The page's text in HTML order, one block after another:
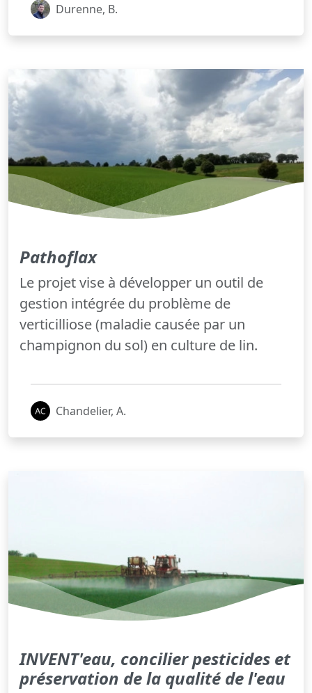
Durenne, B.
Pathoflax
Le projet vise à développer un outil de
gestion intégrée du problème de
verticilliose (maladie causée par un
champignon du sol) en culture de lin.
Chandelier, A.
INVENT'eau, concilier pesticides et
préservation de la qualité de l'eau